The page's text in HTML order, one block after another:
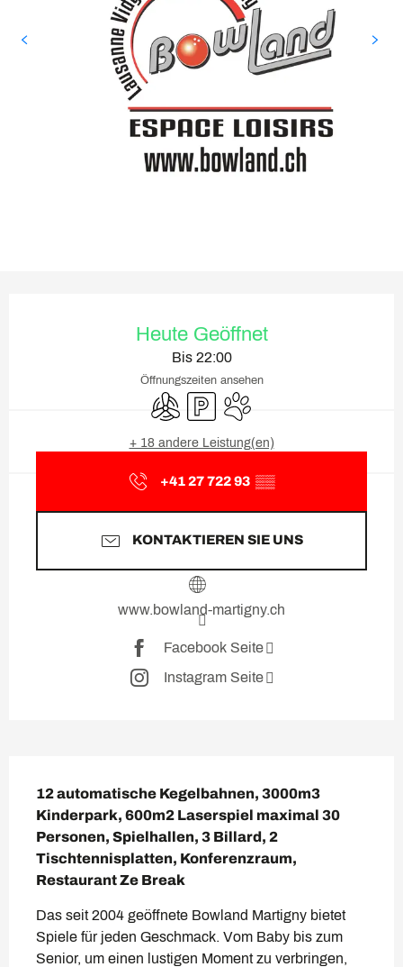
Heute Geöffnet
Bis 22:00
Öffnungszeiten ansehen
Klimaanlage
ParkplatzTiere erlaubt
+ 18 andere Leistung(en)
+41 27 722 93 ▒▒
KONTAKTIEREN SIE UNS
www.bowland-martigny.ch
Facebook Seite
Instagram Seite
12 automatische Kegelbahnen, 3000m3
Kinderpark, 600m2 Laserspiel maximal 30
Personen, Spielhallen, 3 Billard, 2
Tischtennisplatten, Konferenzraum,
Restaurant Ze Break
Das seit 2004 geöffnete Bowland Martigny bietet
Spiele für jeden Geschmack. Vom Baby bis zum
Senior, um einen lustigen Moment zu verbringen,